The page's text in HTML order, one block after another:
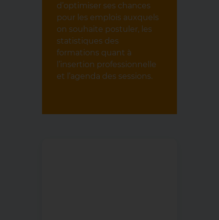
d’optimiser ses chances
pour les emplois auxquels
on souhaite postuler, les
statistiques des
formations quant à
l’insertion professionnelle
et l’agenda des sessions.